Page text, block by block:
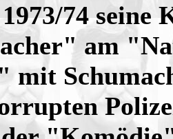
74 seine
am
mit